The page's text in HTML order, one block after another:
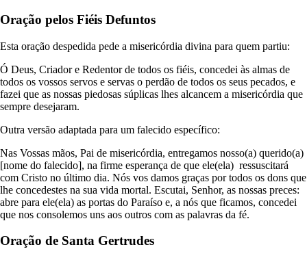
Oração pelos Fiéis Defuntos
Esta oração despedida pede a misericórdia divina para quem partiu:
Ó Deus, Criador e Redentor de todos os fiéis, concedei às almas de
todos os vossos servos e servas o perdão de todos os seus pecados, e
fazei que as nossas piedosas súplicas lhes alcancem a misericórdia que
sempre desejaram.
Outra versão adaptada para um falecido específico:
Nas Vossas mãos, Pai de misericórdia, entregamos nosso(a) querido(a)
[nome do falecido], na firme esperança de que ele(ela) ressuscitará
com Cristo no último dia. Nós vos damos graças por todos os dons que
lhe concedestes na sua vida mortal. Escutai, Senhor, as nossas preces:
abre para ele(ela) as portas do Paraíso e, a nós que ficamos, concedei
que nos consolemos uns aos outros com as palavras da fé.
Oração de Santa Gertrudes